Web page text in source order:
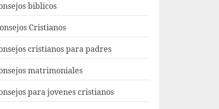
biblicos
Cristianos
cristianos para padres
matrimoniales
para jovenes cristianos